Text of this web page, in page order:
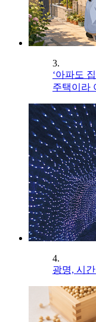
3.
‘아파도
주택이라
4.
광명, 시